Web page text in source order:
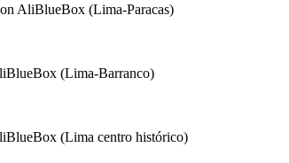
AliBlueBox (Lima-Paracas)
(Lima-Barranco)
(Lima centro histórico)